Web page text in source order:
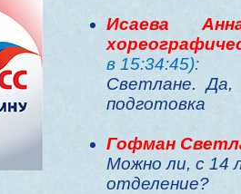
Исаева
в 15:34:45):
Светлане. Да,
подготовка
Гофман
Можно ли, с 14
отделение?